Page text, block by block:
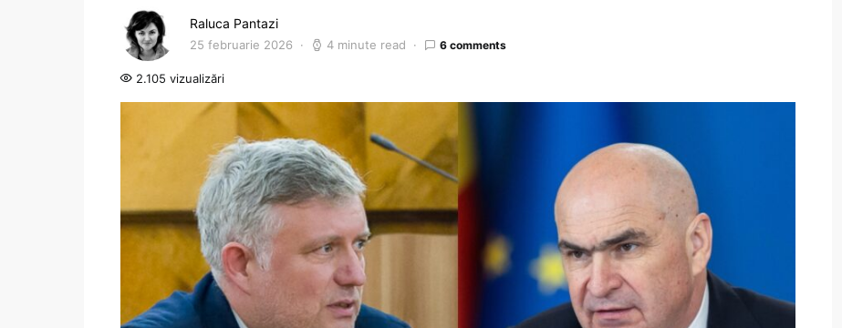
Raluca Pantazi
25 februarie 2026 4 minute read 6 comments
2.105 vizualizări